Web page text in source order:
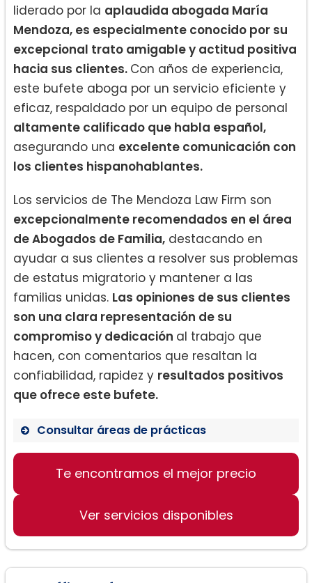
liderado por la aplaudida abogada María
Mendoza, es especialmente conocido por su
excepcional trato amigable y actitud positiva
hacia sus clientes. Con años de experiencia,
este bufete aboga por un servicio eficiente y
eficaz, respaldado por un equipo de personal
altamente calificado que habla español,
asegurando una excelente comunicación con
los clientes hispanohablantes.
Los servicios de The Mendoza Law Firm son
excepcionalmente recomendados en el área
de Abogados de Familia, destacando en
ayudar a sus clientes a resolver sus problemas
de estatus migratorio y mantener a las
familias unidas. Las opiniones de sus clientes
son una clara representación de su
compromiso y dedicación al trabajo que
hacen, con comentarios que resaltan la
confiabilidad, rapidez y resultados positivos
que ofrece este bufete.
Consultar áreas de prácticas
Asistencia en temas de inmigración
Manejo de permisos de trabajo
migratorio y unificación familiar
Te encontramos el mejor precio
Ver servicios disponibles